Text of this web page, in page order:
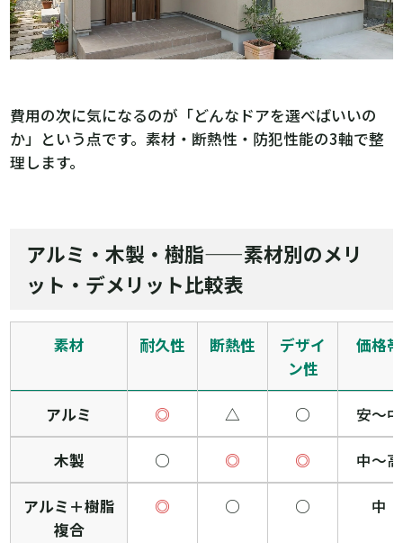
費用の次に気になるのが「どんなドアを選べばいいの
か」という点です。素材・断熱性・防犯性能の3軸で整
理します。
アルミ・木製・樹脂——素材別のメリ
ット・デメリット比較表
素材 耐久性 断熱性
デザイ
ン性
価格帯
アルミ ◎ △ ○ 安〜中
木製 ○ ◎ ◎ 中〜高
アルミ＋樹脂
複合
◎ ○ ○ 中